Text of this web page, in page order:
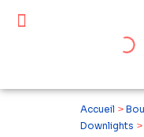
Accueil >
Downlights >